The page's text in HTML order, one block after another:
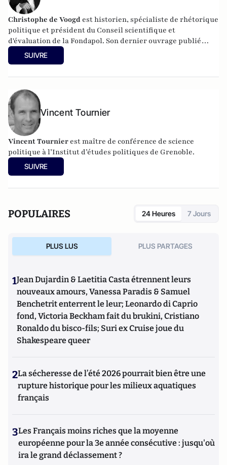
Christophe de Voogd est historien, spécialiste de rhétorique
politique et président du Conseil scientifique et
d'évaluation de la Fondapol. Son dernier ouvrage publié
est
Victoire populiste aux Pays-Bas, spécificité nationale ou
paradigme européen
SUIVRE
Vincent Tournier
Vincent Tournier est maître de conférence de science
politique à l’Institut d’études politiques de Grenoble.
SUIVRE
POPULAIRES 24 Heures 7 Jours
PLUS LUS PLUS PARTAGES
1Jean Dujardin & Laetitia Casta étrennent leurs
nouveaux amours, Vanessa Paradis & Samuel
Benchetrit enterrent le leur; Leonardo di Caprio
fond, Victoria Beckham fait du brukini, Cristiano
Ronaldo du bisco-fils; Suri ex Cruise joue du
Shakespeare queer
2La sécheresse de l’été 2026 pourrait bien être une
rupture historique pour les milieux aquatiques
français
3Les Français moins riches que la moyenne
européenne pour la 3e année consécutive : jusqu'où
ira le grand déclassement ?